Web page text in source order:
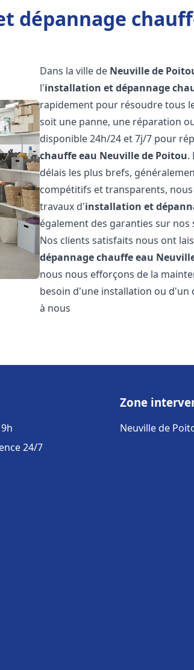
dépannage
Dans la ville de Neuville de
l'installation et dépannage
rapidement pour résoudre tous
soit une panne, une réparation
disponible 24h/24 et 7j/7 pour
chauffe eau Neuville de Poitou.
délais les plus brefs,
compétitifs et transparents,
travaux d'installation et
également des garanties sur
Nos clients satisfaits nous ont
dépannage chauffe eau
nous nous efforçons de la
besoin d'une installation ou d'un
à nous
24/7
Zone
Neuville de